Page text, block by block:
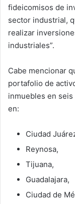
fideicomisos de
sector industrial,
realizar
industriales”.
Cabe mencionar
portafolio de
inmuebles en
en:
Ciudad
Reynosa,
Tijuana,
Guadalajara,
Ciudad de